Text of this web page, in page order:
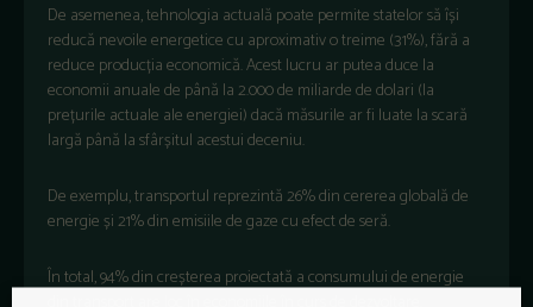
De asemenea, tehnologia actuală poate permite statelor să își
reducă nevoile energetice cu aproximativ o treime (31%), fără a
reduce producția economică. Acest lucru ar putea duce la
economii anuale de până la 2.000 de miliarde de dolari (la
prețurile actuale ale energiei) dacă măsurile ar fi luate la scară
largă până la sfârșitul acestui deceniu.
De exemplu, transportul reprezintă 26% din cererea globală de
energie și 21% din emisiile de gaze cu efect de seră.
În total, 94% din creșterea proiectată a consumului de energie